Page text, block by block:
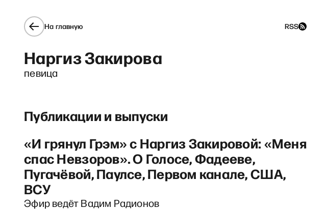
На главную RSS
Наргиз Закирова
певица
Публикации и выпуски
«И грянул Грэм» с Наргиз Закировой: «Меня
спас Невзоров». О Голосе, Фадееве,
Пугачёвой, Паулсе, Первом канале, США,
ВСУ
Эфир ведёт Вадим Радионов
DW Новости шоу: Мерца в